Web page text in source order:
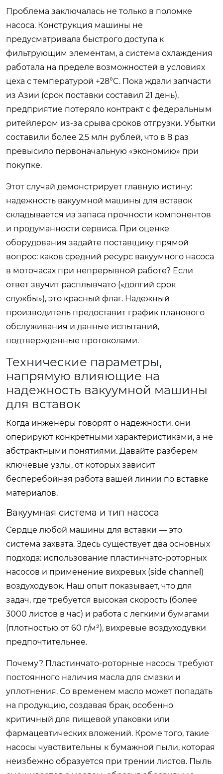
Проблема заключалась не только в поломке
насоса. Конструкция машины не
предусматривала быстрого доступа к
фильтрующим элементам, а система охлаждения
работала на пределе возможностей в условиях
цеха с температурой +28°C. Пока ждали запчасти
из Азии (срок поставки составил 21 день),
предприятие потеряло контракт с федеральным
ритейлером из-за срыва сроков отгрузки. Убытки
составили более 2,5 млн рублей, что в 8 раз
превысило первоначальную «экономию» при
покупке.
Этот случай демонстрирует главную истину:
надежность вакуумной машины для вставок
складывается из запаса прочности компонентов
и продуманности сервиса. При оценке
оборудования задайте поставщику прямой
вопрос: каков средний ресурс вакуумного насоса
в моточасах при непрерывной работе? Если
ответ звучит расплывчато («долгий срок
службы»), это красный флаг. Надежный
производитель предоставит график планового
обслуживания и данные испытаний,
подтвержденные протоколами.
Технические параметры,
напрямую влияющие на
надежность вакуумной машины
для вставок
Когда инженеры говорят о надежности, они
оперируют конкретными характеристиками, а не
абстрактными понятиями. Давайте разберем
ключевые узлы, от которых зависит
бесперебойная работа вашей линии по вставке
материалов.
Вакуумная система и тип насоса
Сердце любой машины для вставки — это
система захвата. Здесь существует два основных
подхода: использование пластинчато-роторных
насосов и применение вихревых (side channel)
воздуходувок. Наш опыт показывает, что для
задач, где требуется высокая скорость (более
3000 листов в час) и работа с легкими бумагами
(плотностью от 60 г/м²), вихревые воздуходувки
предпочтительнее.
Почему? Пластинчато-роторные насосы требуют
постоянного наличия масла для смазки и
уплотнения. Со временем масло может попадать
на продукцию, создавая брак, особенно
критичный для пищевой упаковки или
фармацевтических вложений. Кроме того, такие
насосы чувствительны к бумажной пыли, которая
неизбежно образуется при трении листов. Пыль